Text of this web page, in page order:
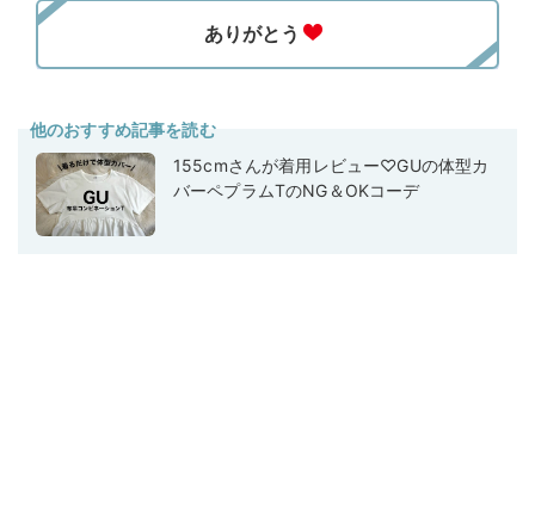
他のおすすめ記事を読む
155cmさんが着用レビュー♡GUの体型カ
バーペプラムTのNG＆OKコーデ